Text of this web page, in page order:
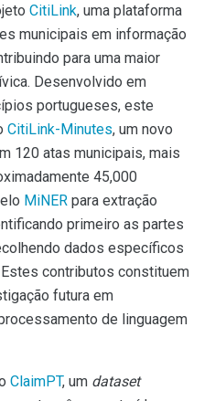
CitiLink, uma plataforma
municipais em informação
para uma maior
Desenvolvido em
portugueses, este
CitiLink-Minutes, um novo
120 atas municipais, mais
45,000
MiNER para extração
primeiro as partes
dados específicos
contributos constituem
futura em
de linguagem
ClaimPT, um dataset